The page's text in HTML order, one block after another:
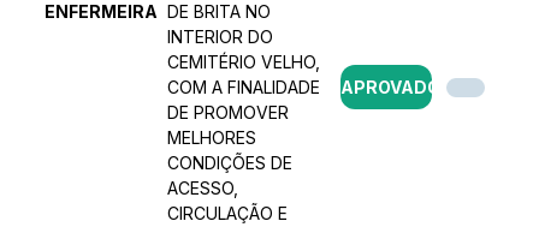
ENFERMEIRA DE BRITA NO
INTERIOR DO
CEMITÉRIO VELHO,
COM A FINALIDADE
DE PROMOVER
MELHORES
CONDIÇÕES DE
ACESSO,
CIRCULAÇÃO E
APROVADO